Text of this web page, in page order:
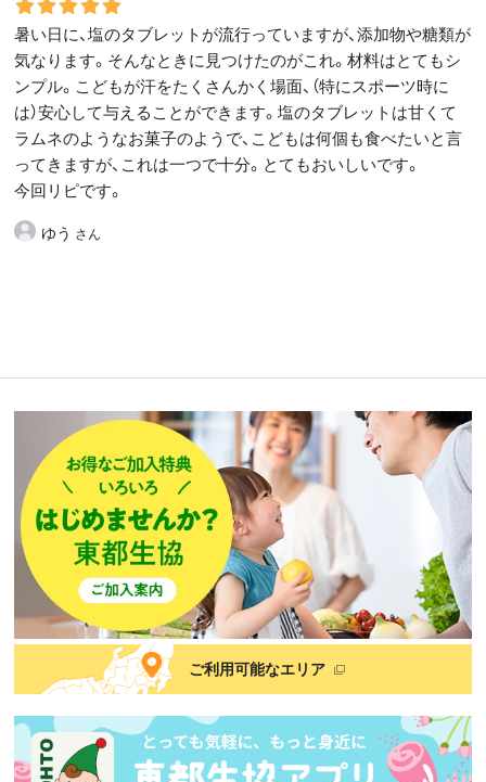
暑い日に、塩のタブレットが流行っていますが、添加物や糖類が
気なります。そんなときに見つけたのがこれ。材料はとてもシ
ンプル。こどもが汗をたくさんかく場面、（特にスポーツ時に
は）安心して与えることができます。塩のタブレットは甘くて
ラムネのようなお菓子のようで、こどもは何個も食べたいと言
ってきますが、これは一つで十分。とてもおいしいです。
今回リピです。
ゆう
ご利用可能なエリア